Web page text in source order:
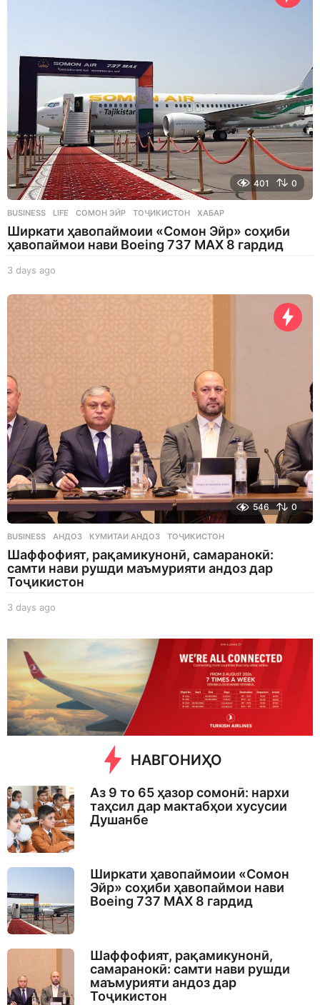
o
401 0
BUSINESS ,LIFE СОМОН ЭЙР ,ТОҶИКИСТОН ,ХАБАР
Ширкати ҳавопаймоии «Сомон Эйр» соҳиби
ҳавопаймои нави Boeing 737 MAX 8 гардид
3 days ago
a
546 0
BUSINESS АНДОЗ ,КУМИТАИ АНДОЗ ,ТОҶИКИСТОН
Шаффофият, рақамикунонӣ, самаранокӣ:
самти нави рушди маъмурияти андоз дар
Тоҷикистон
3 days ago
g
o
НАВГОНИҲО
Аз 9 то 65 ҳазор сомонӣ: нархи
таҳсил дар мактабҳои хусусии
Душанбе
Ширкати ҳавопаймоии «Сомон
Эйр» соҳиби ҳавопаймои нави
Boeing 737 MAX 8 гардид
Шаффофият, рақамикунонӣ,
самаранокӣ: самти нави рушди
маъмурияти андоз дар
Тоҷикистон